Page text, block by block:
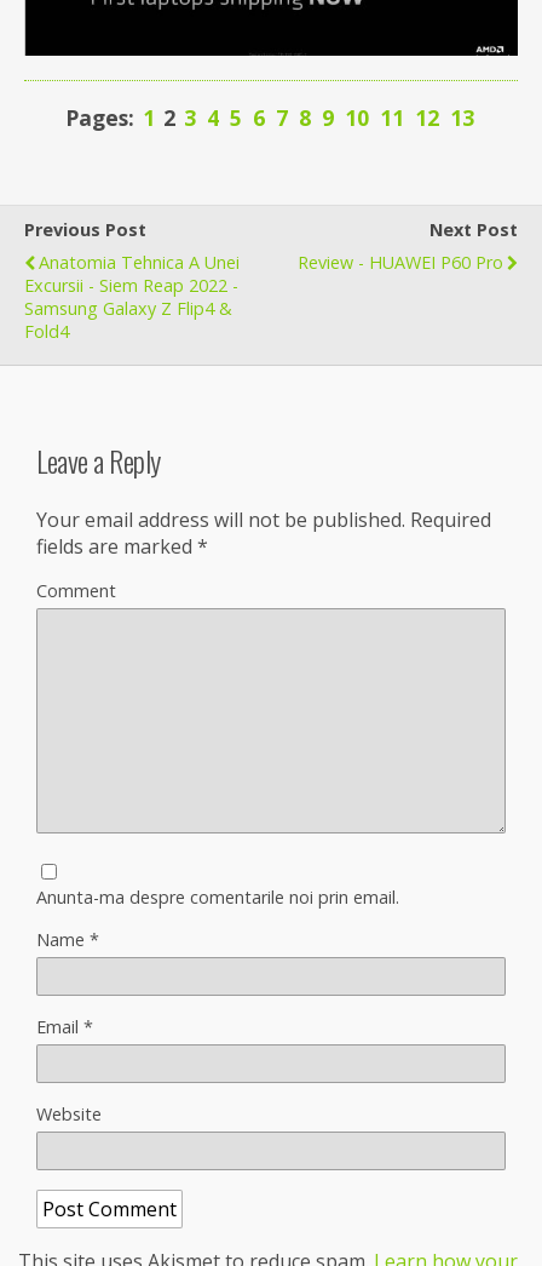
Pages: 1 2 3 4 5 6 7 8 9 10 11 12 13
Previous Post
Anatomia Tehnica A Unei
Excursii - Siem Reap 2022 -
Samsung Galaxy Z Flip4 &
Fold4
Next Post
Review - HUAWEI P60 Pro
Leave a Reply
Your email address will not be published. Required
fields are marked *
Comment
Anunta-ma despre comentarile noi prin email.
Name *
Email *
Website